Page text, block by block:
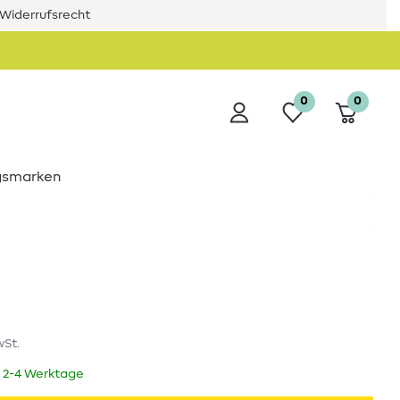
0 0
4 Werktage